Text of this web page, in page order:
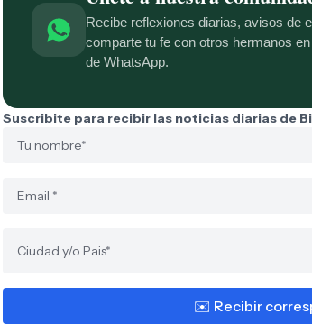
Recibe reflexiones diarias, avisos de
comparte tu fe con otros hermanos
de WhatsApp.
Suscribite para recibir las noticias diarias de